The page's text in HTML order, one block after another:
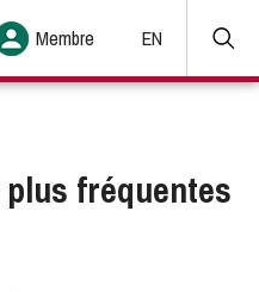
Membre EN
fréquentes